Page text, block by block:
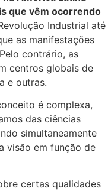
que vêm ocorrendo
Industrial até
as manifestações
contrário, as
centros globais de
e outras.
é complexa,
das ciências
simultaneamente
visão em função de
certas qualidades